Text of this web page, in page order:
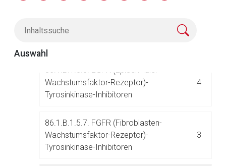
Auswahl
86.1.B.1.5.5. CDK (Cyclin-abhängige
86.1.B.1.5.6. EGFR (Epidermaler
Wachstumsfaktor-Rezeptor)-
Tyrosinkinase-Inhibitoren
4
86.1.B.1.5.7. FGFR (Fibroblasten-
Wachstumsfaktor-Rezeptor)-
Tyrosinkinase-Inhibitoren
3
Aufruf einer externen Seite
Betreiber verantwortlich. Ebenso gelten dort ggf. andere
Datenschutzbestimmungen.